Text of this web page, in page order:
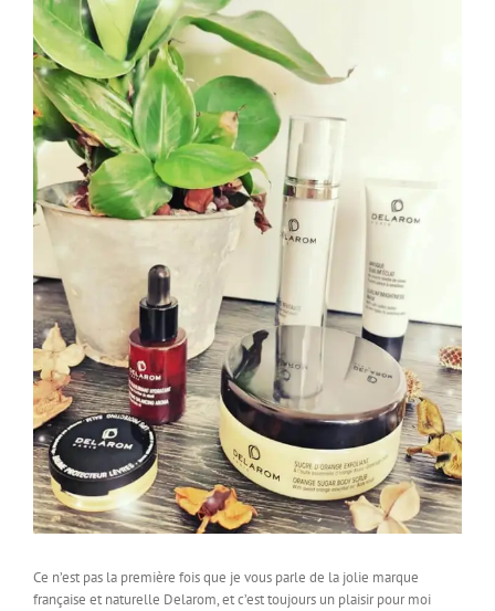
Ce n’est pas la première fois que je vous parle de la jolie marque
française et naturelle Delarom, et c’est toujours un plaisir pour moi